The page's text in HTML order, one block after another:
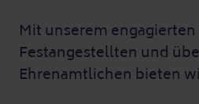
Mit unserem engagierten
Festangestellten und
Ehrenamtlichen bieten